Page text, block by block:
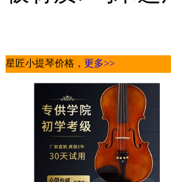
星匠小提琴价格， 更多>>